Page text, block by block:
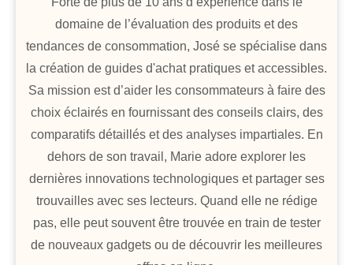
domaine de l’évaluation des produits et des
tendances de consommation, José se spécialise dans
la création de guides d'achat pratiques et accessibles.
Sa mission est d’aider les consommateurs à faire des
choix éclairés en fournissant des conseils clairs, des
comparatifs détaillés et des analyses impartiales. En
dehors de son travail, Marie adore explorer les
dernières innovations technologiques et partager ses
trouvailles avec ses lecteurs. Quand elle ne rédige
pas, elle peut souvent être trouvée en train de tester
de nouveaux gadgets ou de découvrir les meilleures